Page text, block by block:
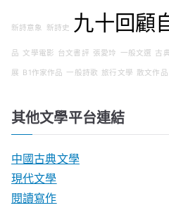
新詩意象 新詩史 九十回顧
品 文學電影 台文書評 張愛玲 一般文選 古
展 B1作家作品 一般詩歌 旅行文學 散文作品
其他文學平台連結
中國古典文學
現代文學
閱讀寫作